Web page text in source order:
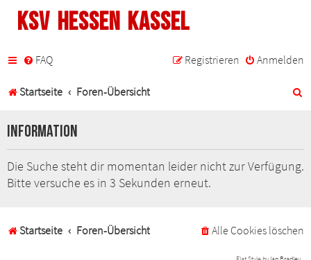
KSV Hessen Kassel
FAQ Anmelden
Registrieren
Startseite Foren-Übersicht
Information
Die Suche steht dir momentan leider nicht zur Verfügung.
Bitte versuche es in 3 Sekunden erneut.
Startseite Foren-Übersicht Alle Cookies löschen